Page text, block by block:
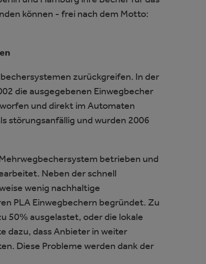
können - frei nach dem Motto:
zurückgreifen. In der
die ausgegebenen Einwegbecher
und direkt im Automaten
störungsanfällig und wurden 2006
betrieben und
Neben der schnell
wenig nachhaltige
PLA Einwegbechern begründet. Zu
50% ausgelastet, oder die lokale
dazu, dass Anbieter in weiter
Diese Probleme werden dank der